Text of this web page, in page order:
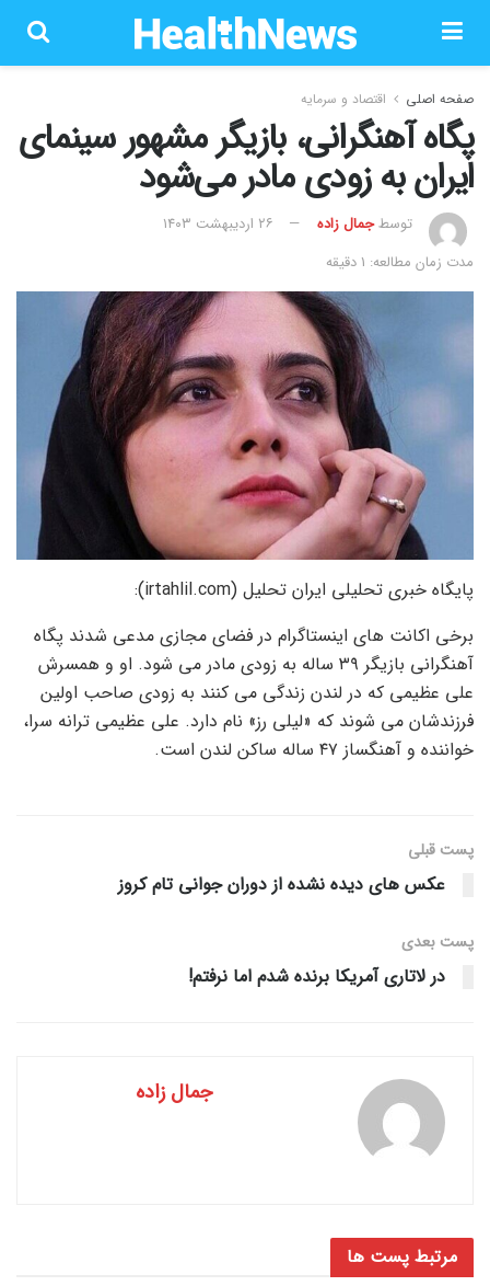
صفحه اصلی اقتصاد و سرمایه
پگاه آهنگرانی، بازیگر مشهور سینمای
ایران به زودی مادر می‌شود
توسطجمال زاده
۲۶ اردیبهشت ۱۴۰۳
مدت زمان مطالعه: 1 دقیقه
پایگاه خبری تحلیلی ایران تحلیل (irtahlil.com):
برخی اکانت های اینستاگرام در فضای مجازی مدعی شدند پگاه
آهنگرانی بازیگر ۳۹ ساله به زودی مادر می شود. او و همسرش
علی عظیمی که در لندن زندگی می کنند به زودی صاحب اولین
فرزندشان می شوند که «لیلی رز» نام دارد. علی عظیمی ترانه سرا،
خواننده و آهنگساز ۴۷ ساله ساکن لندن است.
پست قبلی
عکس های دیده نشده از دوران جوانی تام کروز
پست‌ بعدی
در لاتاری آمریکا برنده شدم اما نرفتم!
جمال زاده
مرتبط پست ها